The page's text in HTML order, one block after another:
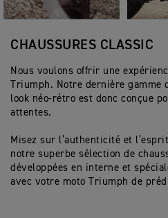
CHAUSSURES CLASSIC
Nous voulons offrir une
Triumph. Notre dernière gamme
look néo-rétro est donc conçue
attentes.
Misez sur l’authenticité et
notre superbe sélection de
développées en interne et
avec votre moto Triumph de